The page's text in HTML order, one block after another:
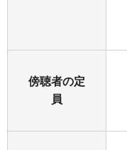
傍聴者の定
員